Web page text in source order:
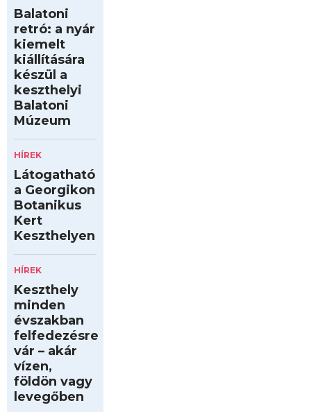
Balatoni
retró: a nyár
kiemelt
kiállítására
készül a
keszthelyi
Balatoni
Múzeum
HÍREK
Látogatható
a Georgikon
Botanikus
Kert
Keszthelyen
HÍREK
Keszthely
minden
évszakban
felfedezésre
vár – akár
vízen,
földön vagy
levegőben